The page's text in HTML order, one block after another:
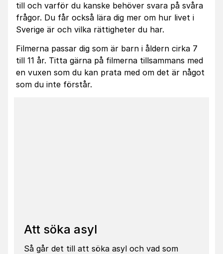
till och varför du kanske behöver svara på svåra
frågor. Du får också lära dig mer om hur livet i
Sverige är och vilka rättigheter du har.
Filmerna passar dig som är barn i åldern cirka 7
till 11 år. Titta gärna på filmerna tillsammans med
en vuxen som du kan prata med om det är något
som du inte förstår.
Att söka asyl
Så går det till att söka asyl och vad som